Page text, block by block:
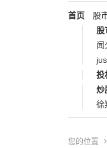
首页 股
股
闻
投
炒
徐
您的位置